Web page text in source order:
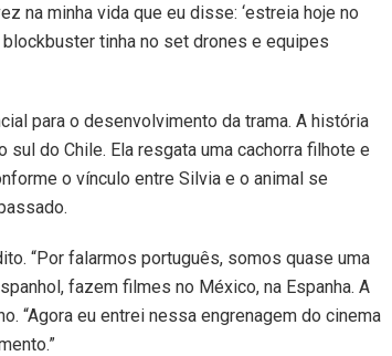
na minha vida que eu disse: ‘estreia hoje no
blockbuster tinha no set drones e equipes
para o desenvolvimento da trama. A história
do Chile. Ela resgata uma cachorra filhote e
o vínculo entre Silvia e o animal se
“Por falarmos português, somos quase uma
fazem filmes no México, na Espanha. A
“Agora eu entrei nessa engrenagem do cinema